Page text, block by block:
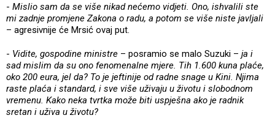
- Mislio sam da se više nikad nećemo vidjeti. Ono, ishvalili ste
mi zadnje promjene Zakona o radu, a potom se više niste javljali
– agresivnije će Mrsić ovaj put.
- Vidite, gospodine ministre – posramio se malo Suzuki – ja i
sad mislim da su ono fenomenalne mjere. Tih 1.600 kuna plaće,
oko 200 eura, jel da? To je jeftinije od radne snage u Kini. Njima
raste plaća i standard, i sve više uživaju u životu i slobodnom
vremenu. Kako neka tvrtka može biti uspješna ako je radnik
sretan i uživa u životu?